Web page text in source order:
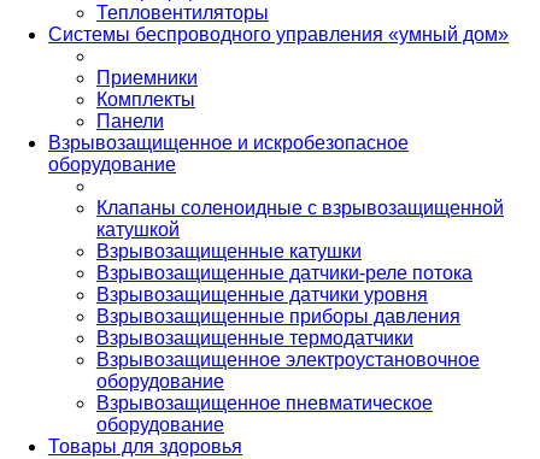
Тепловентиляторы
Системы беспроводного управления «умный дом»
Приемники
Комплекты
Панели
Взрывозащищенное и искробезопасное
оборудование
Клапаны соленоидные с взрывозащищенной
катушкой
Взрывозащищенные катушки
Взрывозащищенные датчики-реле потока
Взрывозащищенные датчики уровня
Взрывозащищенные приборы давления
Взрывозащищенные термодатчики
Взрывозащищенное электроустановочное
оборудование
Взрывозащищенное пневматическое
оборудование
Товары для здоровья